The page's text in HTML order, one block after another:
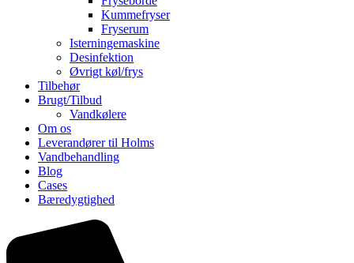
Kummefryser
Fryserum
Isterningemaskine
Desinfektion
Øvrigt køl/frys
Tilbehør
Brugt/Tilbud
Vandkølere
Om os
Leverandører til Holms
Vandbehandling
Blog
Cases
Bæredygtighed